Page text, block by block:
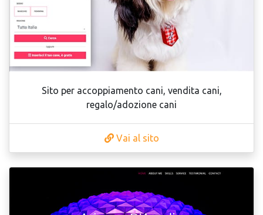
Sito per accoppiamento cani, vendita cani,
regalo/adozione cani
Vai al sito